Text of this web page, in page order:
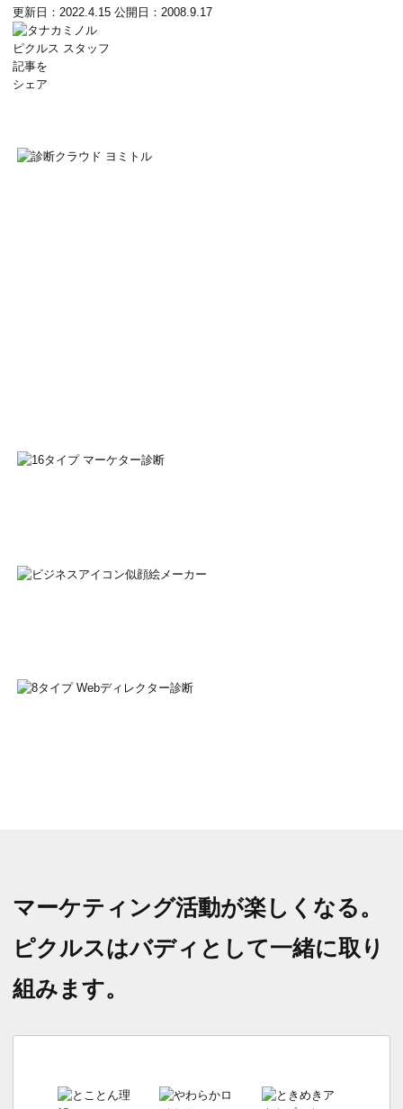
更新日：2022.4.15 公開日：2008.9.17
ピクルス スタッフ
記事を
シェア
マーケティング活動が楽しくなる。
ピクルスはバディとして一緒に取り
組みます。